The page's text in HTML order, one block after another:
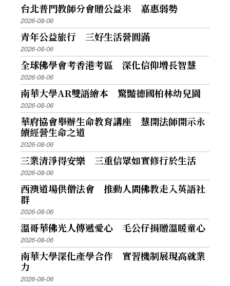
台北普門教師分會贈公益米 嘉惠弱勢
2026-08-06
青年公益旅行 三好生活營圓滿
2026-08-06
全球佛學會考香港考區 深化信仰增長智慧
2026-08-06
南華大學AR雙語繪本 驚豔德國柏林幼兒園
2026-08-06
華府協會舉辦生命教育講座 慧開法師開示永
續經營生命之道
2026-08-06
三業清淨得安樂 三重信眾如實修行於生活
2026-08-06
西澳道場供僧法會 推動人間佛教走入英語社
群
2026-08-06
溫哥華佛光人傳遞愛心 毛公仔捐贈溫暖童心
2026-08-06
南華大學深化產學合作 實習機制展現高就業
力
2026-08-06